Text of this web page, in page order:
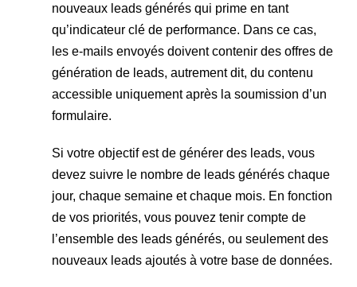
nouveaux leads générés qui prime en tant
qu’indicateur clé de performance. Dans ce cas,
les e-mails envoyés doivent contenir des offres de
génération de leads, autrement dit, du contenu
accessible uniquement après la soumission d’un
formulaire.
Si votre objectif est de générer des leads, vous
devez suivre le nombre de leads générés chaque
jour, chaque semaine et chaque mois. En fonction
de vos priorités, vous pouvez tenir compte de
l’ensemble des leads générés, ou seulement des
nouveaux leads ajoutés à votre base de données.